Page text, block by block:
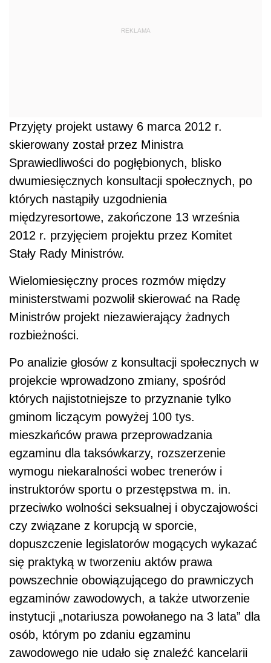
REKLAMA
Przyjęty projekt ustawy 6 marca 2012 r.
skierowany został przez Ministra
Sprawiedliwości do pogłębionych, blisko
dwumiesięcznych konsultacji społecznych, po
których nastąpiły uzgodnienia
międzyresortowe, zakończone 13 września
2012 r. przyjęciem projektu przez Komitet
Stały Rady Ministrów.
Wielomiesięczny proces rozmów między
ministerstwami pozwolił skierować na Radę
Ministrów projekt niezawierający żadnych
rozbieżności.
Po analizie głosów z konsultacji społecznych w
projekcie wprowadzono zmiany, spośród
których najistotniejsze to przyznanie tylko
gminom liczącym powyżej 100 tys.
mieszkańców prawa przeprowadzania
egzaminu dla taksówkarzy, rozszerzenie
wymogu niekaralności wobec trenerów i
instruktorów sportu o przestępstwa m. in.
przeciwko wolności seksualnej i obyczajowości
czy związane z korupcją w sporcie,
dopuszczenie legislatorów mogących wykazać
się praktyką w tworzeniu aktów prawa
powszechnie obowiązującego do prawniczych
egzaminów zawodowych, a także utworzenie
instytucji „notariusza powołanego na 3 lata” dla
osób, którym po zdaniu egzaminu
zawodowego nie udało się znaleźć kancelarii